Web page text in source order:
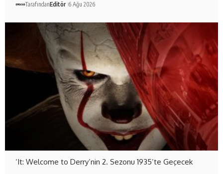
TarafındanEditör 6 Ağu 2026
‘It: Welcome to Derry’nin 2. Sezonu 1935’te Geçecek